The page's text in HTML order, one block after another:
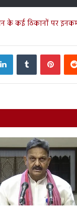
कई ठिकानों पर इनकम
LinkedInTumblr